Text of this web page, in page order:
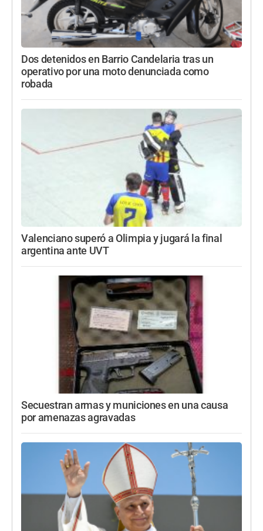
Dos detenidos en Barrio Candelaria tras un
operativo por una moto denunciada como
robada
Valenciano superó a Olimpia y jugará la final
argentina ante UVT
Secuestran armas y municiones en una causa
por amenazas agravadas